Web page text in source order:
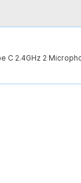
untuk
Type C 2.4GHz -
C 2.4GHz 2